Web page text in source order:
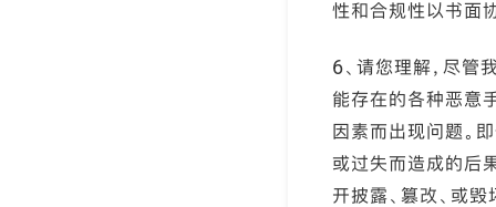
性和合规性以书面
6、请您理解，尽管
能存在的各种恶意
因素而出现问题。
或过失而造成的后
开披露、篡改、或